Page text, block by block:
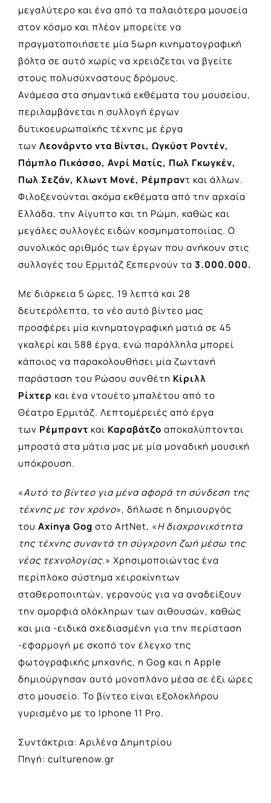
μεγαλύτερο και ένα από τα παλαιότερα μουσεία
στον κόσμο και πλέον μπορείτε να
πραγματοποιήσετε μία 5ωρη κινηματογραφική
βόλτα σε αυτό χωρίς να χρειάζεται να βγείτε
στους πολυσύχναστους δρόμους.
Ανάμεσα στα σημαντικά εκθέματα του μουσείου,
περιλαμβάνεται η συλλογή έργων
δυτικοευρωπαϊκής τέχνης με έργα
των Λεονάρντο ντα Βίντσι, Ωγκύστ Ροντέν,
Πάμπλο Πικάσσο, Ανρί Ματίς, Πωλ Γκωγκέν,
Πωλ Σεζάν, Κλωντ Μονέ, Ρέμπραντ και άλλων.
Φιλοξενούνται ακόμα εκθέματα από την αρχαία
Ελλάδα, την Αίγυπτο και τη Ρώμη, καθώς και
μεγάλες συλλογές ειδών κοσμηματοποιίας. Ο
συνολικός αριθμός των έργων που ανήκουν στις
συλλογές του Ερμιτάζ ξεπερνούν τα 3.000.000.
Με διάρκεια 5 ώρες, 19 λεπτά και 28
δευτερόλεπτα, το νέο αυτό βίντεο μας
προσφέρει μία κινηματογραφική ματιά σε 45
γκαλερί και 588 έργα, ενώ παράλληλα μπορεί
κάποιος να παρακολουθήσει μία ζωντανή
παράσταση του Ρώσου συνθέτη Κίριλλ
Ρίχτερ και ένα ντουέτο μπαλέτου από το
Θέατρο Ερμιτάζ. Λεπτομέρειές από έργα
των Ρέμπραντ και Καραβάτζο αποκαλύπτονται
μπροστά στα μάτια μας με μία μοναδική μουσική
υπόκρουση.
«Αυτό το βίντεο για μένα αφορά τη σύνδεση της
τέχνης με τον χρόνο», δήλωσε η δημιουργός
του Axinya Gog στο ArtNet, «Η διαχρονικότητα
της τέχνης συναντά τη σύγχρονη ζωή μέσω της
νέας τεχνολογίας.» Χρησιμοποιώντας ένα
περίπλοκο σύστημα χειροκίνητων
σταθεροποιητών, γερανούς για να αναδείξουν
την ομορφιά ολόκληρων των αιθουσών, καθώς
και μια -ειδικά σχεδιασμένη για την περίσταση
-εφαρμογή με σκοπό τον έλεγχο της
φωτογραφικής μηχανής, η Gog και η Apple
δημιούργησαν αυτό μονοπλάνο μέσα σε έξι ώρες
στο μουσείο. Το βίντεο είναι εξολοκλήρου
γυρισμένο με το Iphone 11 Pro.
Συντάκτρια: Αριλένα Δημητρίου
Πηγή: culturenow.gr